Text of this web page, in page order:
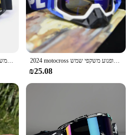
2024 motocross משקפיים אופנוע משקפי שמש mtb atv מסכה הגנה מפני windproof סקי רכיבה על אופניים מירוצי כביש
₪25.08